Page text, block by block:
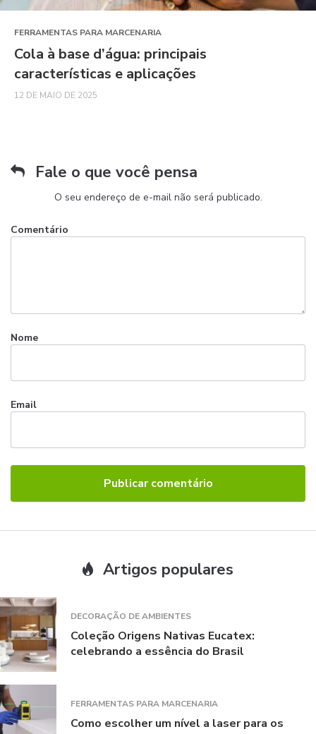
FERRAMENTAS PARA MARCENARIA
Cola à base d’água: principais
características e aplicações
12 DE MAIO DE 2025
Fale o que você pensa
O seu endereço de e-mail não será publicado.
Nome
Email
Comentário
Artigos populares
DECORAÇÃO DE AMBIENTES
Coleção Origens Nativas Eucatex:
celebrando a essência do Brasil
FERRAMENTAS PARA MARCENARIA
Como escolher um nível a laser para os